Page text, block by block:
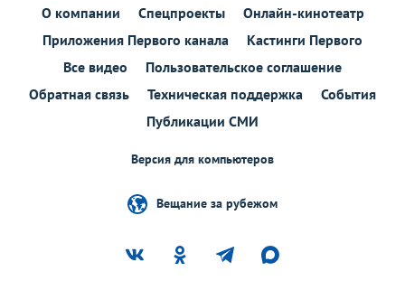
О компании Спецпроекты
Онлайн-кинотеатр
Приложения Первого канала
Кастинги Первого
Все видео
Пользовательское соглашение
Обратная связь
Техническая поддержка
События
Публикации СМИ
Версия для компьютеров
Вещание за рубежом